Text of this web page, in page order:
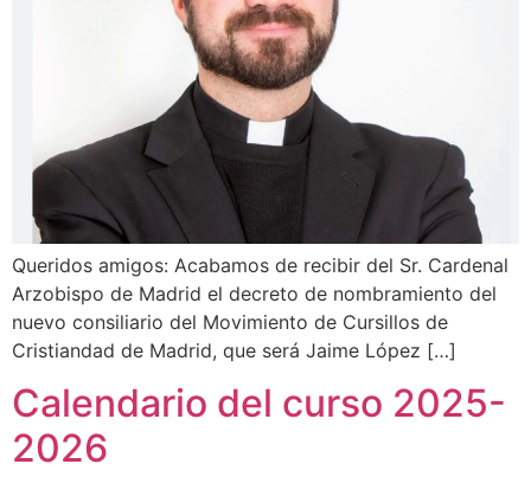
Queridos amigos: Acabamos de recibir del Sr. Cardenal
Arzobispo de Madrid el decreto de nombramiento del
nuevo consiliario del Movimiento de Cursillos de
Cristiandad de Madrid, que será Jaime López […]
Calendario del curso 2025-
2026